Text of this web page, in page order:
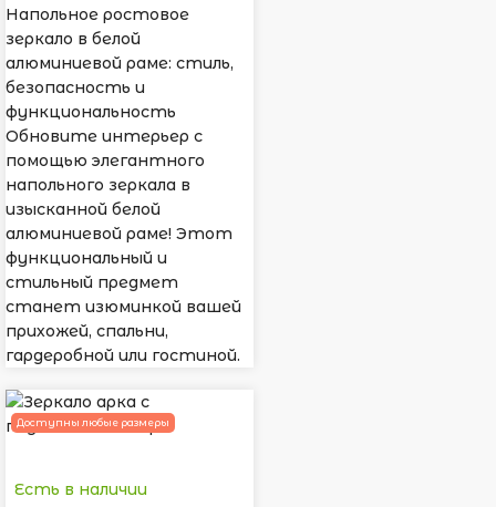
Напольное ростовое
зеркало в белой
алюминиевой раме: стиль,
безопасность и
функциональность
Обновите интерьер с
помощью элегантного
напольного зеркала в
изысканной белой
алюминиевой раме! Этот
функциональный и
стильный предмет
станет изюминкой вашей
прихожей, спальни,
гардеробной или гостиной.
Доступны любые размеры
Есть в наличии